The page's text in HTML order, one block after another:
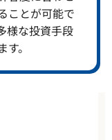
ことが可能で
様な投資手段
。